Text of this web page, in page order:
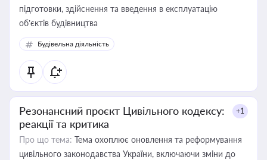
підготовки, здійснення та введення в експлуатацію
об’єктів будівництва
Будівельна діяльність
Резонансний проєкт Цивільного кодексу:
реакції та критика
+1
Про що тема: Тема охоплює оновлення та реформування
цивільного законодавства України, включаючи зміни до